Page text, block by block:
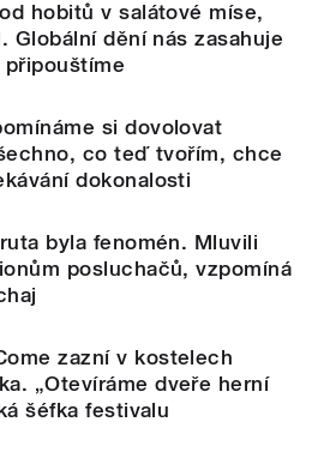
hobitů v salátové míse,
Globální dění nás zasahuje
si dovolovat
co teď tvořím, chce
dokonalosti
byla fenomén. Mluvili
posluchačů, vzpomíná
zazní v kostelech
„Otevíráme dveře herní
šéfka festivalu